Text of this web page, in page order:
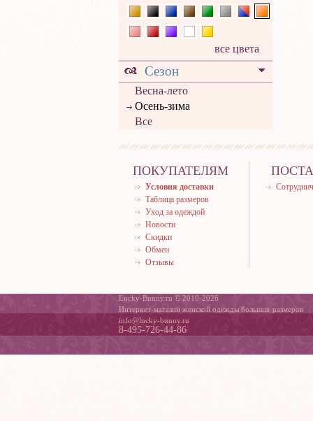
все цвета
Сезон
Весна-лето
Осень-зима
Все
ПОКУПАТЕЛЯМ
Условия доставки
Таблица размеров
Уход за одеждой
Новости
Скидки
Обмен
Отзывы
Lucky-Bunny.ru © 2010-2026
Интернет-магазин женской одежды больших размеров
info@lucky-bunny.ru
8-495-726-44-86